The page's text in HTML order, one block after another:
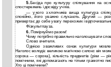
5. Бесіда про культуру спілкування на
спостережень і досвіду учнів.
— у кого з хлопчиків вища культура
спокійно, його уважно слухають. Другий —
привертає до себе увагу перехожих і
Фізкультпауза.
6. Поміркуймо разом!
Чому потрібно правильно наголошувати
Слово вчителя.
Однією з важливих ознак культури
Наголос володіє великою магічною силою: він
сорока — сорока), кількість предметів (ріки —
помічники, які допомагають не тільки грамотно
Хто ці помічники?